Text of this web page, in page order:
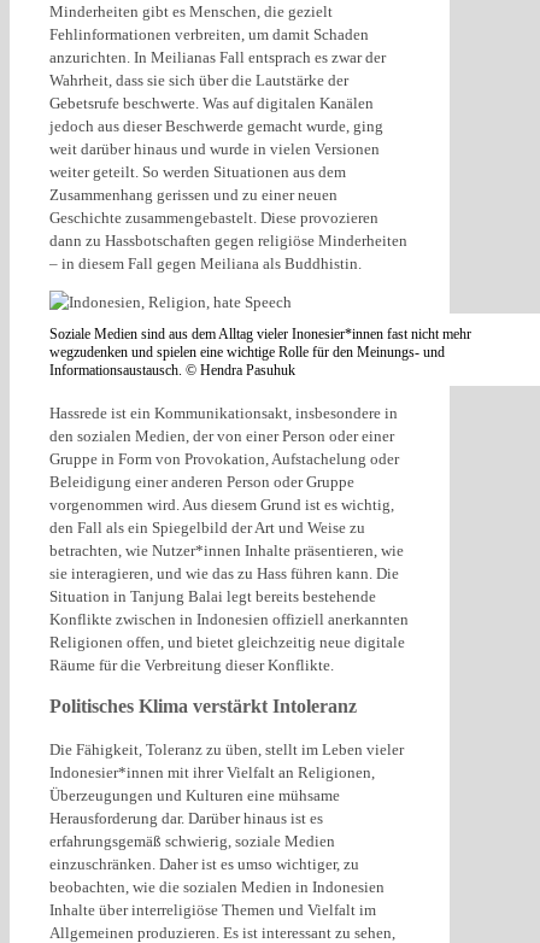
Minderheiten gibt es Menschen, die gezielt
Fehlinformationen verbreiten, um damit Schaden
anzurichten. In Meilianas Fall entsprach es zwar der
Wahrheit, dass sie sich über die Lautstärke der
Gebetsrufe beschwerte. Was auf digitalen Kanälen
jedoch aus dieser Beschwerde gemacht wurde, ging
weit darüber hinaus und wurde in vielen Versionen
weiter geteilt. So werden Situationen aus dem
Zusammenhang gerissen und zu einer neuen
Geschichte zusammengebastelt. Diese provozieren
dann zu Hassbotschaften gegen religiöse Minderheiten
– in diesem Fall gegen Meiliana als Buddhistin.
Soziale Medien sind aus dem Alltag vieler Inonesier*innen fast nicht mehr
wegzudenken und spielen eine wichtige Rolle für den Meinungs- und
Informationsaustausch. © Hendra Pasuhuk
Hassrede ist ein Kommunikationsakt, insbesondere in
den sozialen Medien, der von einer Person oder einer
Gruppe in Form von Provokation, Aufstachelung oder
Beleidigung einer anderen Person oder Gruppe
vorgenommen wird. Aus diesem Grund ist es wichtig,
den Fall als ein Spiegelbild der Art und Weise zu
betrachten, wie Nutzer*innen Inhalte präsentieren, wie
sie interagieren, und wie das zu Hass führen kann. Die
Situation in Tanjung Balai legt bereits bestehende
Konflikte zwischen in Indonesien offiziell anerkannten
Religionen offen, und bietet gleichzeitig neue digitale
Räume für die Verbreitung dieser Konflikte.
Politisches Klima verstärkt Intoleranz
Die Fähigkeit, Toleranz zu üben, stellt im Leben vieler
Indonesier*innen mit ihrer Vielfalt an Religionen,
Überzeugungen und Kulturen eine mühsame
Herausforderung dar. Darüber hinaus ist es
erfahrungsgemäß schwierig, soziale Medien
einzuschränken. Daher ist es umso wichtiger, zu
beobachten, wie die sozialen Medien in Indonesien
Inhalte über interreligiöse Themen und Vielfalt im
Allgemeinen produzieren. Es ist interessant zu sehen,